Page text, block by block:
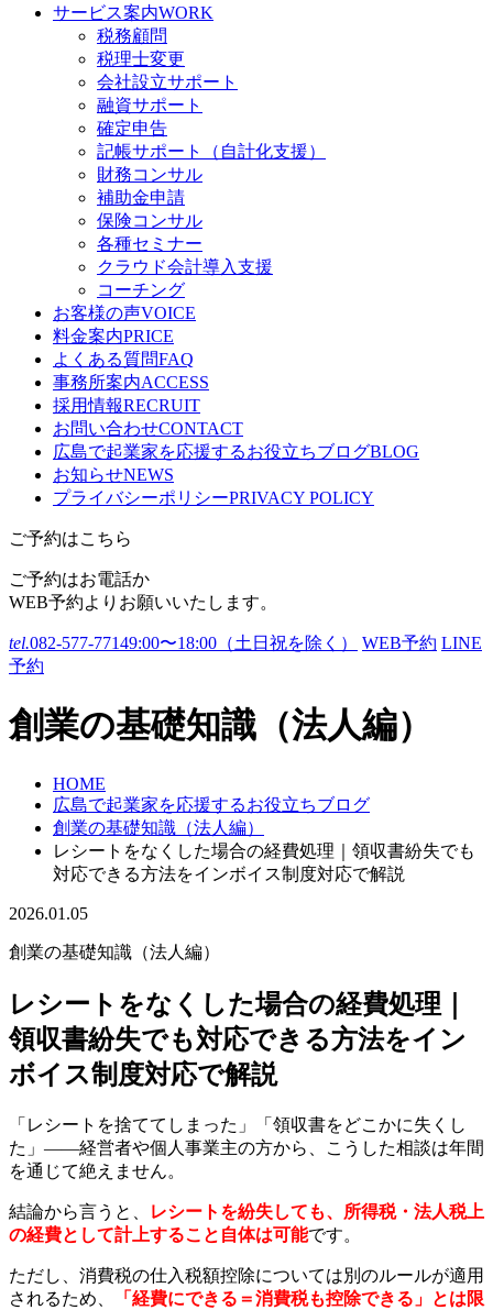
サービス案内WORK
税務顧問
税理士変更
会社設立サポート
融資サポート
確定申告
記帳サポート（自計化支援）
財務コンサル
補助金申請
保険コンサル
各種セミナー
クラウド会計導入支援
コーチング
お客様の声VOICE
料金案内PRICE
よくある質問FAQ
事務所案内ACCESS
採用情報RECRUIT
お問い合わせCONTACT
広島で起業家を応援するお役立ちブログBLOG
お知らせNEWS
プライバシーポリシーPRIVACY POLICY
ご予約はこちら
ご予約はお電話か
WEB予約よりお願いいたします。
tel.082-577-77149:00〜18:00（土日祝を除く） WEB予約 LINE
予約
創業の基礎知識（法人編）
HOME
広島で起業家を応援するお役立ちブログ
創業の基礎知識（法人編）
レシートをなくした場合の経費処理｜領収書紛失でも
対応できる方法をインボイス制度対応で解説
2026.01.05
創業の基礎知識（法人編）
レシートをなくした場合の経費処理｜
領収書紛失でも対応できる方法をイン
ボイス制度対応で解説
「レシートを捨ててしまった」「領収書をどこかに失くし
た」――経営者や個人事業主の方から、こうした相談は年間
を通じて絶えません。
結論から言うと、
レシートを紛失しても、所得税・法人税上
の経費として計上すること自体は可能です。
ただし、消費税の仕入税額控除については別のルールが適用
されるため、
「経費にできる＝消費税も控除できる」とは限